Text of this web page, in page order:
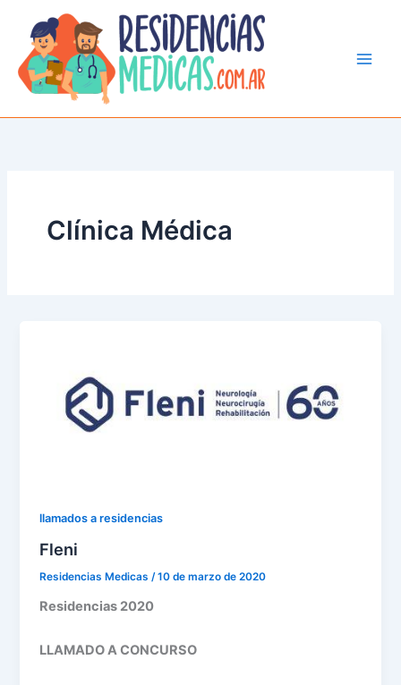
contenido
Clínica Médica
llamados a residencias
Fleni
Residencias Medicas/10 de marzo de 2020
Residencias 2020
LLAMADO A CONCURSO